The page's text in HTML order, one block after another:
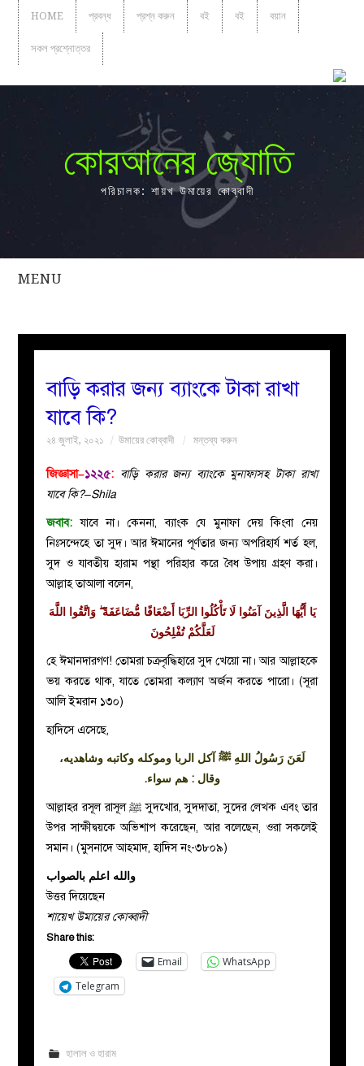
HOME প্রবন্ধ প্রশ্ন করুন বই বই বয়ান
সকল প্রশ্নোত্তর
কোরআনের জ্যোতি
পরিচালক: শায়খ উমায়ের কোব্বাদী
MENU
সকল
নারীদের
ইসলাহী
মজলিস
প্রশ্ন
বাড়ি করার জন্য ব্যাংকে টাকা রাখা
যাবে কি?
২৪ জুলাই, ২০২১ উমায়ের কোব্বাদী মন্তব্য করুন
জিজ্ঞাসা–১২২৫: বাড়ি করার জন্য ব্যাংকে মুনাফাসহ টাকা রাখা
যাবে কি?–Shila
জবাব: যাবে না। কেননা, ব্যাংক যে মুনাফা দেয় কিংবা নেয়
নিঃসন্দেহে তা সুদ। আর ঈমানের পূর্ণতার জন্য অপরিহার্য শর্ত হল,
সুদ ও যাবতীয় হারাম পন্থা পরিহার করে বৈধ উপায় গ্রহণ করা।
আল্লাহ তাআলা বলেন,
يَا أَيُّهَا الَّذِينَ آمَنُوا لَا تَأْكُلُوا الرِّبَا أَضْعَافًا مُّضَاعَفَةً ۖ وَاتَّقُوا اللَّهَ
لَعَلَّكُمْ تُفْلِحُونَ
হে ঈমানদারগণ! তোমরা চক্রবৃদ্ধিহারে সুদ খেয়ো না। আর আল্লাহকে
ভয় করতে থাক, যাতে তোমরা কল্যাণ অর্জন করতে পারো। (সূরা
আলি ইমরান ১৩০)
হাদিসে এসেছে,
لَعَنَ رَسُولُ اللهِ ﷺ آكل الربا وموكله وكاتبه وشاهديه،
وقال : هم سواء.
আল্লাহর রসূল রাসূল ﷺ সুদখোর, সুদদাতা, সুদের লেখক এবং তার
উপর সাক্ষীদ্বয়কে অভিশাপ করেছেন, আর বলেছেন, ওরা সকলেই
সমান। (মুসনাদে আহমাদ, হাদিস নং-৩৮০৯)
والله اعلم بالصواب
উত্তর দিয়েছেন
শায়েখ উমায়ের কোব্বাদী
Share this:
Email
WhatsApp
Telegram
হালাল ও হারাম